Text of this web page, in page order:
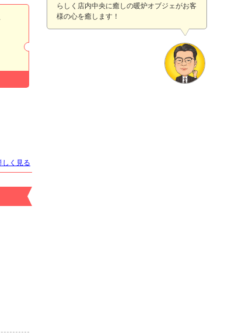
しく見る
らしく店内中央に癒しの暖炉オブジェがお客
様の心を癒します！